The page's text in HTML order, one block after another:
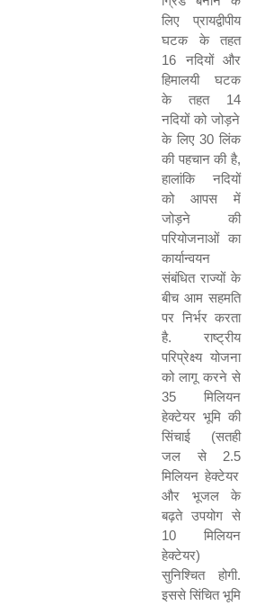
लिए प्रायद्वीपीय
घटक के तहत
16 नदियों और
हिमालयी घटक
के तहत 14
नदियों को जोड़ने
के लिए30 लिंक
की पहचान की है,
हालांकि नदियों
को आपस में
जोड़ने की
परियोजनाओं का
कार्यान्वयन
संबंधित राज्यों के
बीच आम सहमति
पर निर्भर करता
है. राष्ट्रीय
परिप्रेक्ष्य योजना
को लागू करने से
35 मिलियन
हेक्टेयर भूमि की
सिंचाई (सतही
जल से 2.5
मिलियन हेक्टेयर
और भूजल के
बढ़ते उपयोग से
10 मिलियन
हेक्टेयर)
सुनिश्चित होगी.
इससे सिंचित भूमि